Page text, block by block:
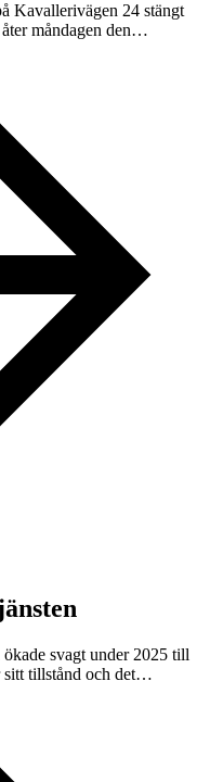
Kavallerivägen 24 stängt
måndagen den…
svagt under 2025 till
sitt tillstånd och det…